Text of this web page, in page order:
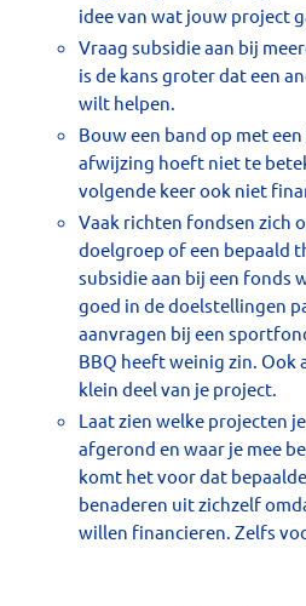
idee van wat jouw project
Vraag subsidie aan bij
is de kans groter dat een
wilt helpen.
Bouw een band op met
afwijzing hoeft niet te
volgende keer ook niet
Vaak richten fondsen zich
doelgroep of een bepaald
subsidie aan bij een fonds
goed in de doelstellingen
aanvragen bij een
BBQ heeft weinig zin. Ook
klein deel van je project.
Laat zien welke projecten
afgerond en waar je mee
komt het voor dat
benaderen uit zichzelf
willen financieren. Zelfs